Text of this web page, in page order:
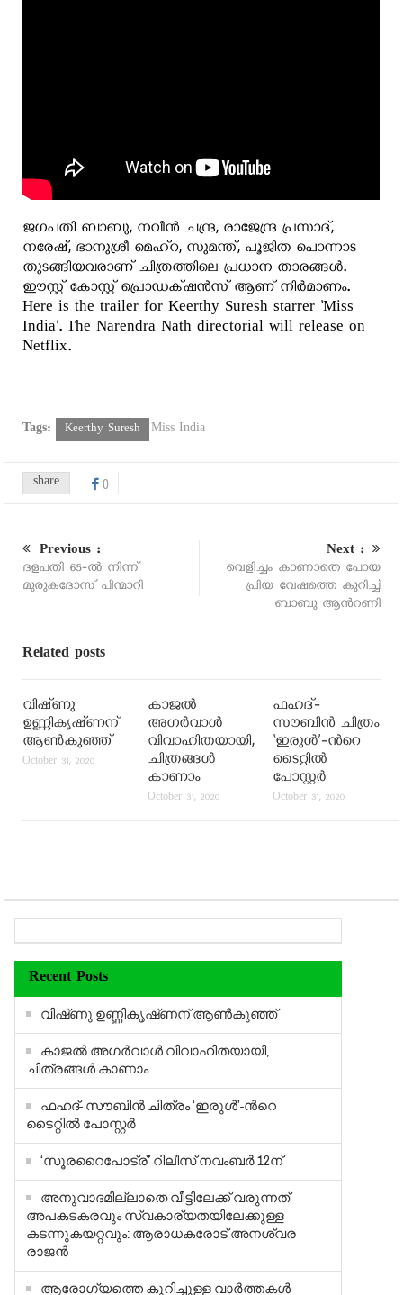
ജഗപതി ബാബു, നവീൻ ചന്ദ്ര, രാജേന്ദ്ര പ്രസാദ്,
നരേഷ്, ഭാനുശ്രീ മെഹ്റ, സുമന്ത്, പൂജിത പൊന്നാട
തുടങ്ങിയവരാണ് ചിത്രത്തിലെ പ്രധാന താരങ്ങൾ.
ഈസ്റ്റ് കോസ്റ്റ് പ്രൊഡക്‌ഷൻസ് ആണ് നിർമാണം.
Here is the trailer for Keerthy Suresh starrer ‘Miss
India’. The Narendra Nath directorial will release on
Netflix.
Tags: Keerthy Suresh Miss India
share 0
Previous :
ദളപതി 65-ല്‍ നിന്ന്
മുരുകദോസ് പിന്മാറി
Next :
വെളിച്ചം കാണാതെ പോയ
പ്രിയ വേഷത്തെ കുറിച്ച്
ബാബു ആന്‍റണി
Related posts
വിഷ്‍ണു
ഉണ്ണികൃഷ്‍ണന്
ആണ്‍കുഞ്ഞ്
October 31, 2020
കാജല്‍
അഗര്‍വാള്‍
വിവാഹിതയായി,
ചിത്രങ്ങള്‍
കാണാം
October 31, 2020
ഫഹദ്-
സൗബിന്‍ ചിത്രം
‘ഇരുള്‍’-ന്‍റെ
ടൈറ്റില്‍
പോസ്റ്റര്‍
October 31, 2020
Recent Posts
വിഷ്‍ണു ഉണ്ണികൃഷ്‍ണന് ആണ്‍കുഞ്ഞ്
കാജല്‍ അഗര്‍വാള്‍ വിവാഹിതയായി,
ചിത്രങ്ങള്‍ കാണാം
ഫഹദ്- സൗബിന്‍ ചിത്രം ‘ഇരുള്‍’-ന്‍റെ
ടൈറ്റില്‍ പോസ്റ്റര്‍
‘സൂരറൈപോട്ര്’ റിലീസ് നവംബര്‍ 12ന്
അനുവാദമില്ലാതെ വീട്ടിലേക്ക് വരുന്നത്
അപകടകരവും സ്വകാര്യതയിലേക്കുള്ള
കടന്നുകയറ്റവും: ആരാധകരോട് അനശ്വര
രാജന്‍
ആരോഗ്യത്തെ കുറിച്ചുള്ള വാര്‍ത്തകള്‍